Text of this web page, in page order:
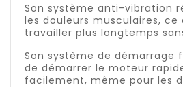
Son système anti-vibration
les douleurs musculaires,
travailler plus longtemps
Son système de démarrage
de démarrer le moteur
facilement, même pour les